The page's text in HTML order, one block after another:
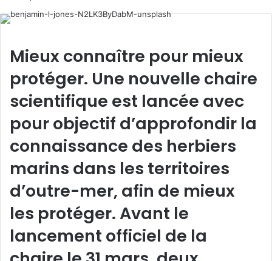
Mieux connaître pour mieux
protéger. Une nouvelle chaire
scientifique est lancée avec
pour objectif d’approfondir la
connaissance des herbiers
marins dans les territoires
d’outre-mer, afin de mieux
les protéger. Avant le
lancement officiel de la